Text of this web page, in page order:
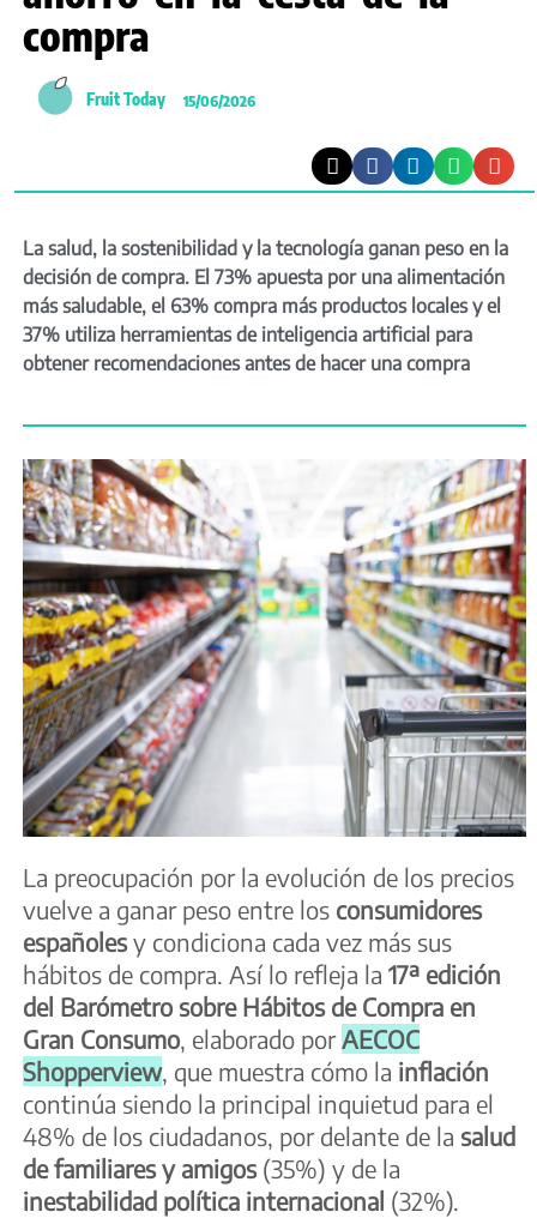
compra
Fruit Today 15/06/2026
La salud, la sostenibilidad y la tecnología ganan peso en la
decisión de compra. El 73% apuesta por una alimentación
más saludable, el 63% compra más productos locales y el
37% utiliza herramientas de inteligencia artificial para
obtener recomendaciones antes de hacer una compra
La preocupación por la evolución de los precios
vuelve a ganar peso entre los consumidores
españolesy condiciona cada vez más sus
hábitos de compra. Así lo refleja la 17ª edición
del Barómetro sobre Hábitos de Compra en
Gran Consumo, elaborado porAECOC
Shopperview, que muestra cómo la inflación
continúa siendo la principal inquietud para el
48% de los ciudadanos, por delante de la salud
de familiares y amigos(35%) y de la
inestabilidad política internacional (32%).